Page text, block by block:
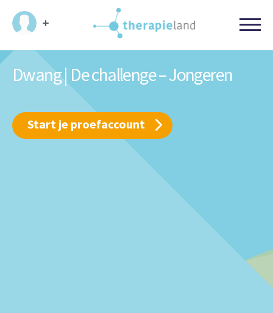
Dwang | De challenge – Jongeren
Start je proefaccount